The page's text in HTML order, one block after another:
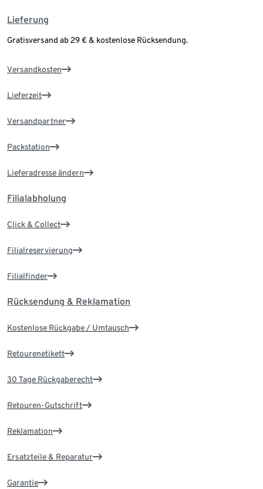
Lieferung
Gratisversand ab 29 € & kostenlose Rücksendung.
Versandkosten
Lieferzeit
Versandpartner
Packstation
Lieferadresse ändern
Filialabholung
Click & Collect
Filialreservierung
Filialfinder
Rücksendung & Reklamation
Kostenlose Rückgabe / Umtausch
Retourenetikett
30 Tage Rückgaberecht
Retouren-Gutschrift
Reklamation
Ersatzteile & Reparatur
Garantie